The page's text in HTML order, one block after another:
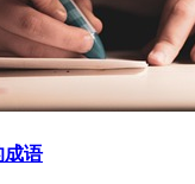
成语